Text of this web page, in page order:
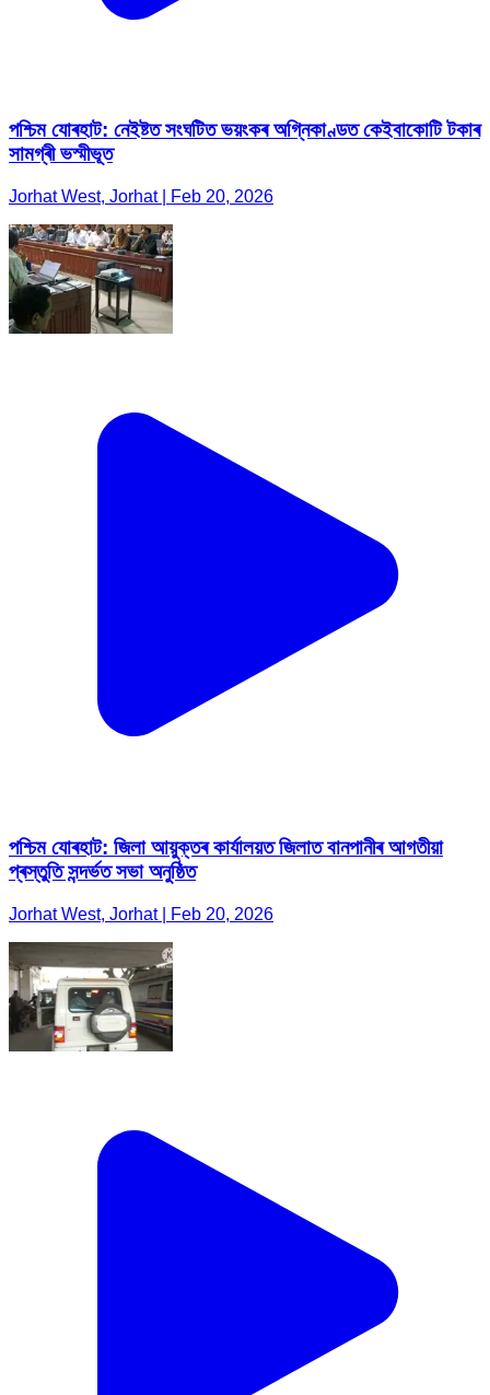
পশ্চিম যোৰহাট: নেইষ্টত সংঘটিত ভয়ংকৰ অগ্নিকাণ্ডত কেইবাকোটি টকাৰ
সামগ্ৰী ভস্মীভূত
Jorhat West, Jorhat | Feb 20, 2026
পশ্চিম যোৰহাট: জিলা আয়ুক্তৰ কাৰ্যালয়ত জিলাত বানপানীৰ আগতীয়া
প্ৰস্তুতি সন্দৰ্ভত সভা অনুষ্ঠিত
Jorhat West, Jorhat | Feb 20, 2026